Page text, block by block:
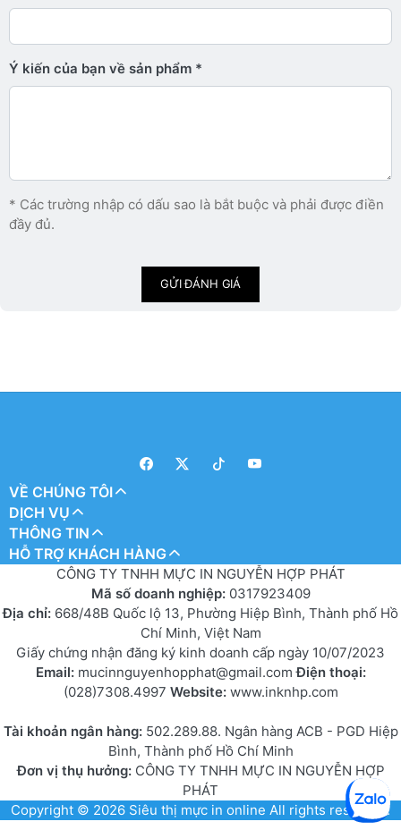
Ý kiến ​​của bạn về sản phẩm
* Các trường nhập có dấu sao là bắt buộc và phải được điền
đầy đủ.
GỬI ĐÁNH GIÁ
VỀ CHÚNG TÔI
DỊCH VỤ
THÔNG TIN
HỖ TRỢ KHÁCH HÀNG
CÔNG TY TNHH MỰC IN NGUYỄN HỢP PHÁT
Mã số doanh nghiệp: 0317923409
Địa chỉ: 668/48B Quốc lộ 13, Phường Hiệp Bình, Thành phố Hồ
Chí Minh, Việt Nam
Giấy chứng nhận đăng ký kinh doanh cấp ngày 10/07/2023
Email: mucinnguyenhopphat@gmail.comĐiện thoại:
(028)7308.4997 Website: www.inknhp.com
Tài khoản ngân hàng: 502.289.88. Ngân hàng ACB - PGD Hiệp
Bình, Thành phố Hồ Chí Minh
Đơn vị thụ hưởng:CÔNG TY TNHH MỰC IN NGUYỄN HỢP
PHÁT
Copyright © 2026 Siêu thị mực in online All rights reserved.